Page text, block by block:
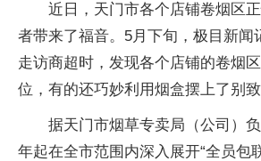
近日，天门市各个店铺卷烟区
者带来了福音。5月下旬，极目新闻
走访商超时，发现各个店铺的卷烟
位，有的还巧妙利用烟盒摆上了别致
据天门市烟草专卖局（公司）
年起在全市范围内深入展开“全员包